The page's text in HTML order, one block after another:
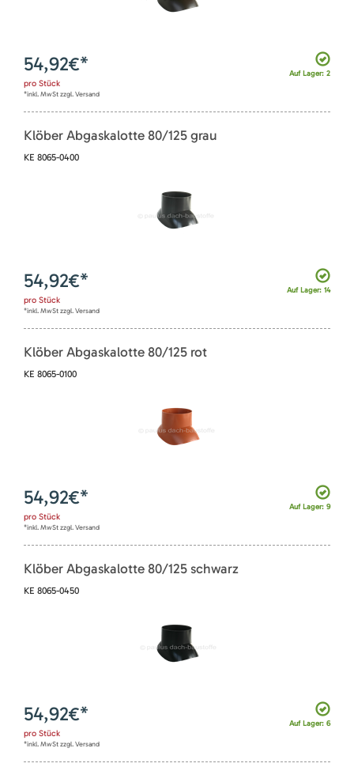
Auf Lager: 2
54,92€*
pro Stück
*inkl. MwSt zzgl. Versand
Klöber Abgaskalotte 80/125 grau
KE 8065-0400
Auf Lager: 14
54,92€*
pro Stück
*inkl. MwSt zzgl. Versand
Klöber Abgaskalotte 80/125 rot
KE 8065-0100
Auf Lager: 9
54,92€*
pro Stück
*inkl. MwSt zzgl. Versand
Klöber Abgaskalotte 80/125 schwarz
KE 8065-0450
Auf Lager: 6
54,92€*
pro Stück
*inkl. MwSt zzgl. Versand